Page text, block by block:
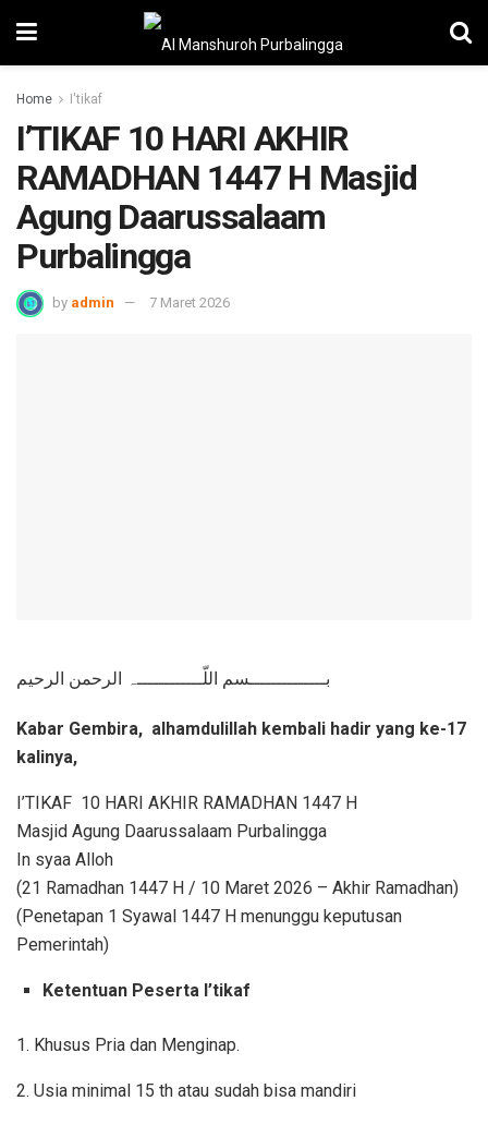
Home I'tikaf
I’TIKAF 10 HARI AKHIR
RAMADHAN 1447 H Masjid
Agung Daarussalaam
Purbalingga
by admin 7 Maret 2026
بــــــــــــــسم اللّــــــــــــہ الرحمن الرحيم
Kabar Gembira, alhamdulillah kembali hadir yang ke-17
kalinya,
I’TIKAF 10 HARI AKHIR RAMADHAN 1447 H
Masjid Agung Daarussalaam Purbalingga
In syaa Alloh
(21 Ramadhan 1447 H / 10 Maret 2026 – Akhir Ramadhan)
(Penetapan 1 Syawal 1447 H menunggu keputusan
Pemerintah)
Ketentuan Peserta I’tikaf
1. Khusus Pria dan Menginap.
2. Usia minimal 15 th atau sudah bisa mandiri